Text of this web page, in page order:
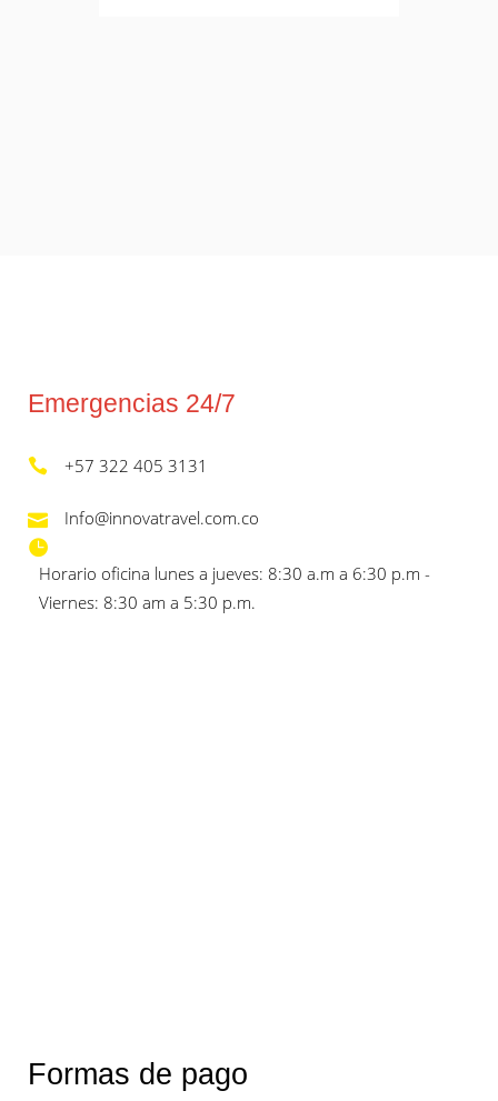
Emergencias 24/7
+57 322 405 3131
Info@innovatravel.com.co
Horario oficina lunes a jueves: 8:30 a.m a 6:30 p.m -
Viernes: 8:30 am a 5:30 p.m.
Formas de pago